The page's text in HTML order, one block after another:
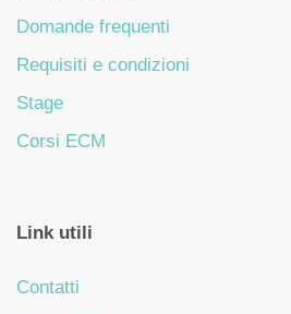
Domande frequenti
Requisiti e condizioni
Stage
Corsi ECM
Link utili
Contatti